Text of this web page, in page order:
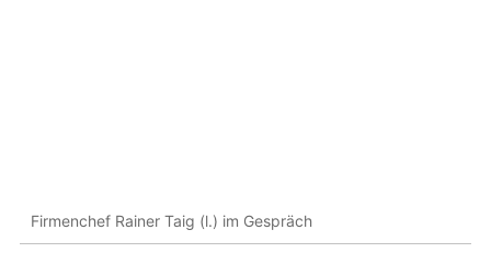
Firmenchef Rainer Taig (l.) im Gespräch